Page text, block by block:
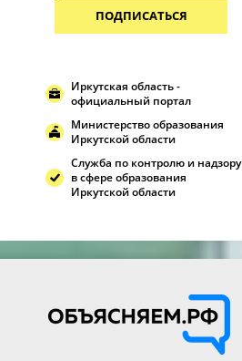
ПОДПИСАТЬСЯ
Иркутская область -
официальный портал
Министерство образования
Иркутской области
Служба по контролю и надзору
в сфере образования
Иркутской области